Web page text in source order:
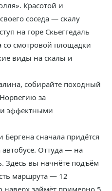
Красотой и
соседа — скалу
на горе Скьеггедаль
со смотровой площадки
виды на скалы и
собирайте походный
за
эффектными
сначала придётся
Оттуда — на
Здесь вы начнёте подъём
маршрута — 12
наверх займёт примерно 5